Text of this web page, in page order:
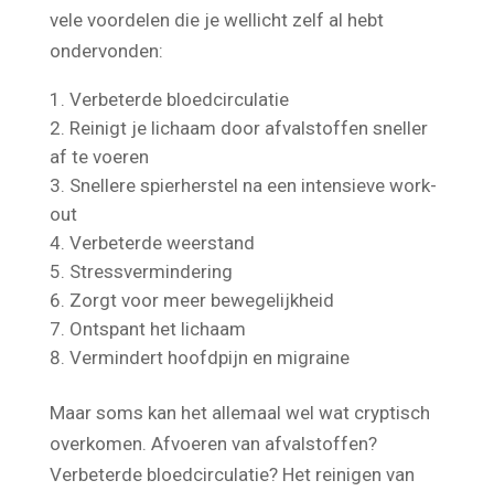
culturen en dat is niet zonder reden. Het heeft
vele voordelen die je wellicht zelf al hebt
Verbeterde bloedcirculatie
Reinigt je lichaam door afvalstoffen sneller
af te voeren
Snellere spierherstel na een intensieve work-
out
Verbeterde weerstand
Stressvermindering
Zorgt voor meer bewegelijkheid
Ontspant het lichaam
Maar soms kan het allemaal wel wat cryptisch
overkomen. Afvoeren van afvalstoffen?